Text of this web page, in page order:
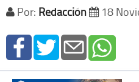
Por: Redacción 18